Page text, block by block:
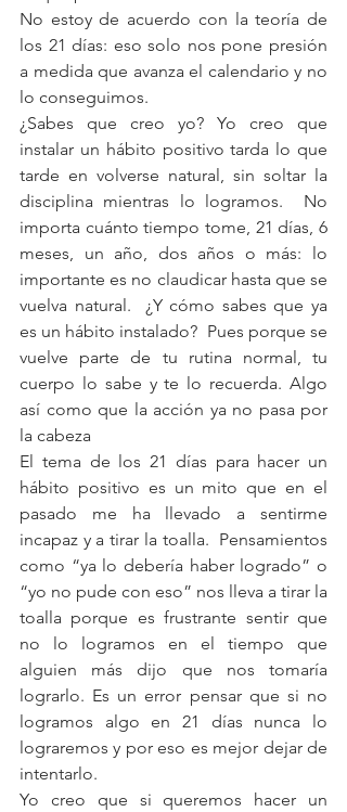
No estoy de acuerdo con la teoría de
los 21 días: eso solo nos pone presión
a medida que avanza el calendario y no
lo conseguimos.
¿Sabes que creo yo? Yo creo que
instalar un hábito positivo tarda lo que
tarde en volverse natural, sin soltar la
disciplina mientras lo logramos.  No
importa cuánto tiempo tome, 21 días, 6
meses, un año, dos años o más: lo
importante es no claudicar hasta que se
vuelva natural.  ¿Y cómo sabes que ya
es un hábito instalado?  Pues porque se
vuelve parte de tu rutina normal, tu
cuerpo lo sabe y te lo recuerda. Algo
así como que la acción ya no pasa por
la cabeza
El tema de los 21 días para hacer un
hábito positivo es un mito que en el
pasado me ha llevado a sentirme
incapaz y a tirar la toalla.  Pensamientos
como “ya lo debería haber logrado” o
“yo no pude con eso” nos lleva a tirar la
toalla porque es frustrante sentir que
no lo logramos en el tiempo que
alguien más dijo que nos tomaría
lograrlo. Es un error pensar que si no
logramos algo en 21 días nunca lo
lograremos y por eso es mejor dejar de
intentarlo.
Yo creo que si queremos hacer un